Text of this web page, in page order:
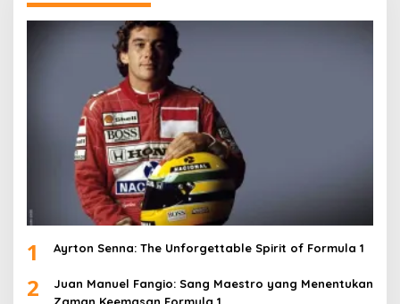
1 Ayrton Senna: The Unforgettable Spirit of Formula 1
2
Juan Manuel Fangio: Sang Maestro yang Menentukan